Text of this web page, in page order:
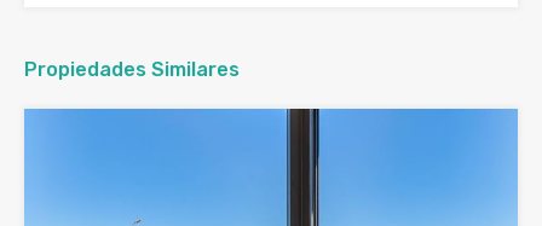
Propiedades Similares